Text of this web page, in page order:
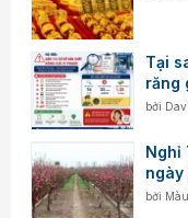
Tại
răng
bởi
Nghỉ
ngày
bởi